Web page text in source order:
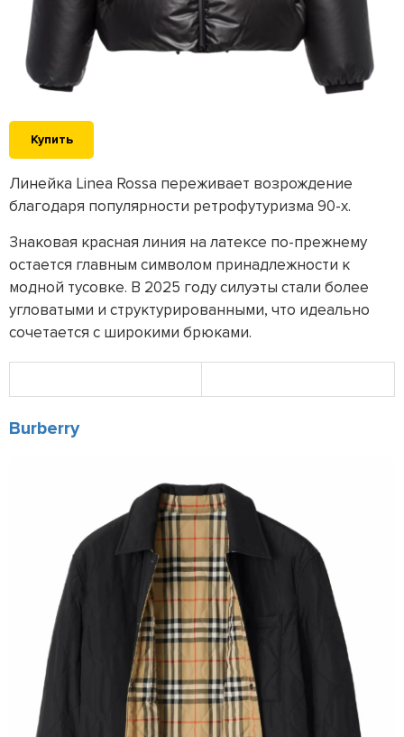
Купить
Линейка Linea Rossa переживает возрождение
благодаря популярности ретрофутуризма 90-х.
Знаковая красная линия на латексе по-прежнему
остается главным символом принадлежности к
модной тусовке. В 2025 году силуэты стали более
угловатыми и структурированными, что идеально
сочетается с широкими брюками.
Burberry